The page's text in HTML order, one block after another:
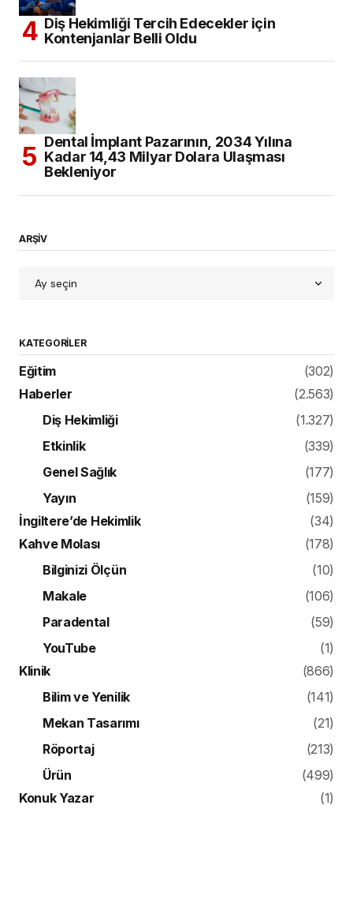
Diş Hekimliği Tercih Edecekler için
Kontenjanlar Belli Oldu
Dental İmplant Pazarının, 2034 Yılına
Kadar 14,43 Milyar Dolara Ulaşması
Bekleniyor
ARŞİV
KATEGORILER
Eğitim
(302)
Haberler
(2.563)
Diş Hekimliği
(1.327)
Etkinlik
(339)
Genel Sağlık
(177)
Yayın
(159)
İngiltere’de Hekimlik
(34)
Kahve Molası
(178)
Bilginizi Ölçün
(10)
Makale
(106)
Paradental
(59)
YouTube
(1)
Klinik
(866)
Bilim ve Yenilik
(141)
Mekan Tasarımı
(21)
Röportaj
(213)
Ürün
(499)
Konuk Yazar
(1)